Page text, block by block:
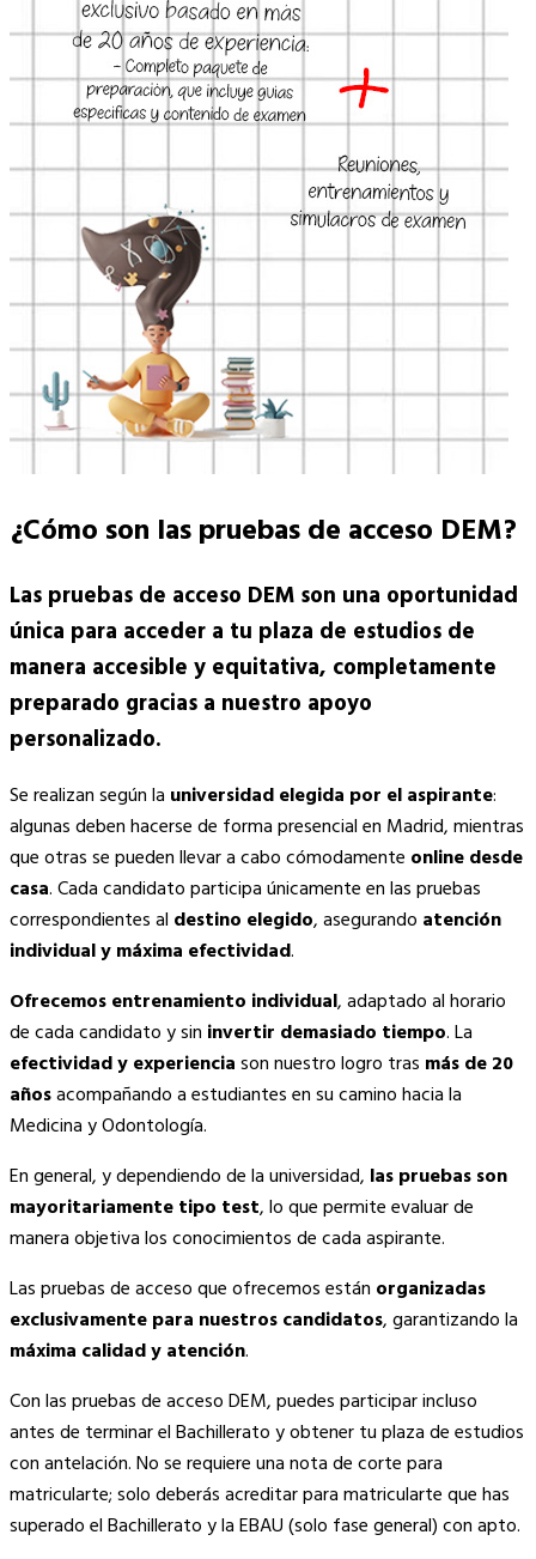
¿Cómo son las pruebas de acceso DEM?
Las pruebas de acceso DEM son una oportunidad
única para acceder a tu plaza de estudios de
manera accesible y equitativa, completamente
preparado gracias a nuestro apoyo
personalizado.
Se realizan según la universidad elegida por el aspirante:
algunas deben hacerse de forma presencial en Madrid, mientras
que otras se pueden llevar a cabo cómodamente online desde
casa. Cada candidato participa únicamente en las pruebas
correspondientes al destino elegido, asegurando atención
individual y máxima efectividad.
Ofrecemos entrenamiento individual, adaptado al horario
de cada candidato y sin invertir demasiado tiempo. La
efectividad y experienciason nuestro logro tras más de 20
añosacompañando a estudiantes en su camino hacia la
Medicina y Odontología.
En general, y dependiendo de la universidad, las pruebas son
mayoritariamente tipo test, lo que permite evaluar de
manera objetiva los conocimientos de cada aspirante.
Las pruebas de acceso que ofrecemos están organizadas
exclusivamente para nuestros candidatos, garantizando la
máxima calidad y atención.
Con las pruebas de acceso DEM, puedes participar incluso
antes de terminar el Bachillerato y obtener tu plaza de estudios
con antelación. No se requiere una nota de corte para
matricularte; solo deberás acreditar para matricularte que has
superado el Bachillerato y la EBAU (solo fase general) con apto.